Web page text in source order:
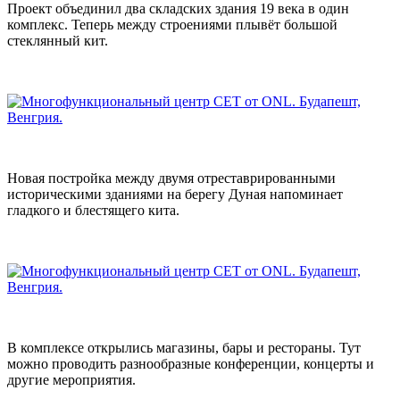
Проект объединил два складских здания 19 века в один
комплекс. Теперь между строениями плывёт большой
стеклянный кит.
Новая постройка между двумя отреставрированными
историческими зданиями на берегу Дуная напоминает
гладкого и блестящего кита.
В комплексе открылись магазины, бары и рестораны. Тут
можно проводить разнообразные конференции, концерты и
другие мероприятия.